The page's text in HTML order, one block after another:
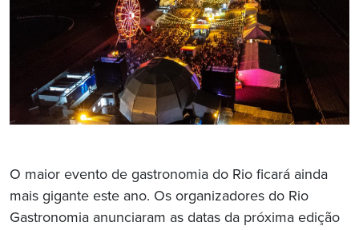
O maior evento de gastronomia do Rio ficará ainda
mais gigante este ano. Os organizadores do Rio
Gastronomia anunciaram as datas da próxima edição